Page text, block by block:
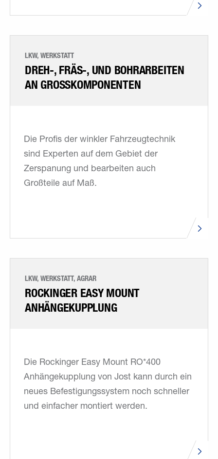
LKW, WERKSTATT
DREH-, FRÄS-, UND BOHR­ARBEITEN
AN GROSSKOMPONENTEN
Die Profis der winkler Fahrzeugtechnik
sind Experten auf dem Gebiet der
Zerspanung und bearbeiten auch
Großteile auf Maß.
LKW, WERKSTATT, AGRAR
ROCKINGER EASY MOUNT
ANHÄNGEKUPPLUNG
Die Rockinger Easy Mount RO*400
Anhängekupplung von Jost kann durch ein
neues Befestigungssystem noch schneller
und einfacher montiert werden.